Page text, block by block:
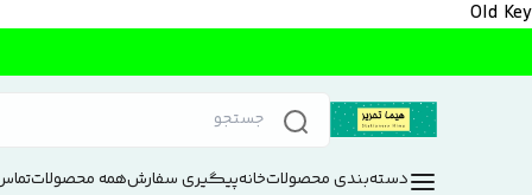
Old Key
دسته‌بندی محصولاتخانهپیگیری سفارشهمه محصولات